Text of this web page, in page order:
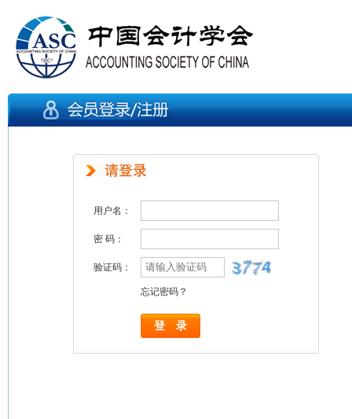
用户名：
密 码：
验证码：
忘记密码？